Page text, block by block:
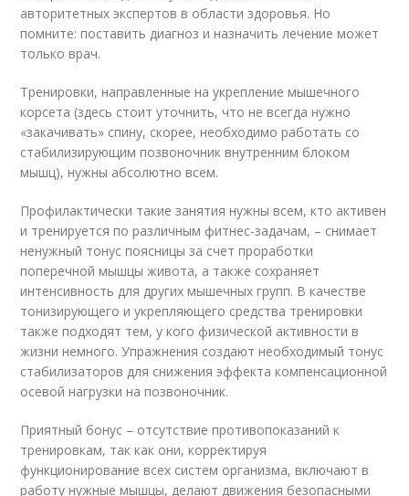
авторитетных экспертов в области здоровья. Но
помните: поставить диагноз и назначить лечение может
только врач.
Тренировки, направленные на укрепление мышечного
корсета (здесь стоит уточнить, что не всегда нужно
«закачивать» спину, скорее, необходимо работать со
стабилизирующим позвоночник внутренним блоком
мышц), нужны абсолютно всем.
Профилактически такие занятия нужны всем, кто активен
и тренируется по различным фитнес-задачам, – снимает
ненужный тонус поясницы за счет проработки
поперечной мышцы живота, а также сохраняет
интенсивность для других мышечных групп. В качестве
тонизирующего и укрепляющего средства тренировки
также подходят тем, у кого физической активности в
жизни немного. Упражнения создают необходимый тонус
стабилизаторов для снижения эффекта компенсационной
осевой нагрузки на позвоночник.
Приятный бонус – отсутствие противопоказаний к
тренировкам, так как они, корректируя
функционирование всех систем организма, включают в
работу нужные мышцы, делают движения безопасными